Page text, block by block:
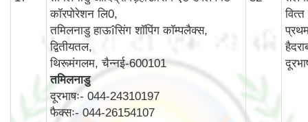
कॉरपोरेशन लि0,
तमिलनाडु हाऊîसिंग शॉपिंग कॉम्पलैक्स,
द्वितीयतल,
थिरूमंगलम, चैन्नई-600101
तमिलनाडु
दूरभाषः- 044-24310197
फैक्सः- 044-26154107